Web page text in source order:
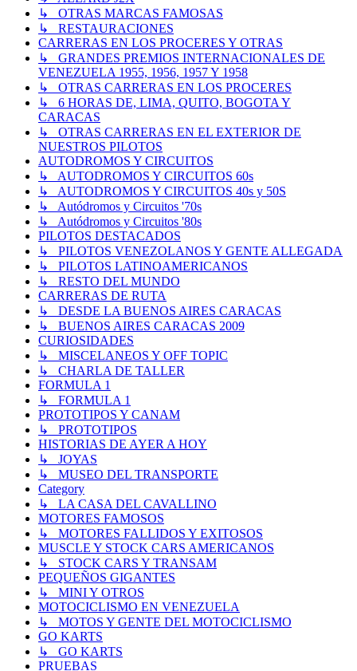
↳ OTRAS MARCAS FAMOSAS
↳ RESTAURACIONES
CARRERAS EN LOS PROCERES Y OTRAS
↳ GRANDES PREMIOS INTERNACIONALES DE
VENEZUELA 1955, 1956, 1957 Y 1958
↳ OTRAS CARRERAS EN LOS PROCERES
↳ 6 HORAS DE, LIMA, QUITO, BOGOTA Y
CARACAS
↳ OTRAS CARRERAS EN EL EXTERIOR DE
NUESTROS PILOTOS
AUTODROMOS Y CIRCUITOS
↳ AUTODROMOS Y CIRCUITOS 60s
↳ AUTODROMOS Y CIRCUITOS 40s y 50S
↳ Autódromos y Circuitos '70s
↳ Autódromos y Circuitos '80s
PILOTOS DESTACADOS
↳ PILOTOS VENEZOLANOS Y GENTE ALLEGADA
↳ PILOTOS LATINOAMERICANOS
↳ RESTO DEL MUNDO
CARRERAS DE RUTA
↳ DESDE LA BUENOS AIRES CARACAS
↳ BUENOS AIRES CARACAS 2009
CURIOSIDADES
↳ MISCELANEOS Y OFF TOPIC
↳ CHARLA DE TALLER
FORMULA 1
↳ FORMULA 1
PROTOTIPOS Y CANAM
↳ PROTOTIPOS
HISTORIAS DE AYER A HOY
↳ JOYAS
↳ MUSEO DEL TRANSPORTE
Category
↳ LA CASA DEL CAVALLINO
MOTORES FAMOSOS
↳ MOTORES FALLIDOS Y EXITOSOS
MUSCLE Y STOCK CARS AMERICANOS
↳ STOCK CARS Y TRANSAM
PEQUEÑOS GIGANTES
↳ MINI Y OTROS
MOTOCICLISMO EN VENEZUELA
↳ MOTOS Y GENTE DEL MOTOCICLISMO
GO KARTS
↳ GO KARTS
PRUEBAS